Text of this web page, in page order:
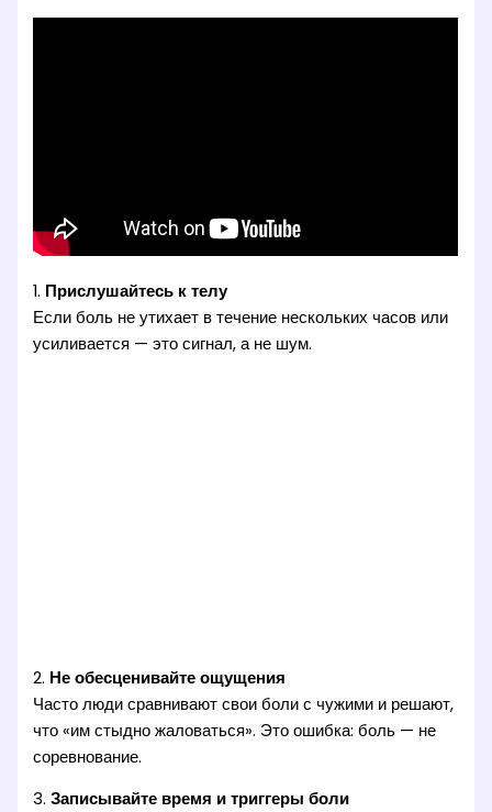
1. Прислушайтесь к телу
Если боль не утихает в течение нескольких часов или
усиливается — это сигнал, а не шум.
2. Не обесценивайте ощущения
Часто люди сравнивают свои боли с чужими и решают,
что «им стыдно жаловаться». Это ошибка: боль — не
соревнование.
3.Записывайте время и триггеры боли